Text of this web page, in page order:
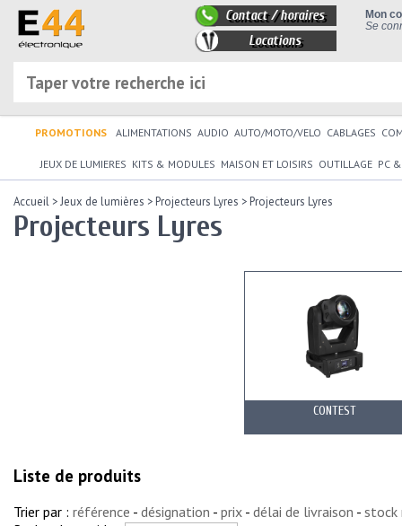
Mon
Se
Contact / horaires
Locations
PROMOTIONS ALIMENTATIONS AUDIO AUTO/MOTO/VELO CABLAGES
JEUX DE LUMIERES KITS & MODULES MAISON ET LOISIRS OUTILLAGE PC
Accueil >Jeux de lumières >Projecteurs Lyres >Projecteurs Lyres
Projecteurs Lyres
CONTEST
Liste de produits
Trier par : référence - désignation - prix - délai de livraison - stock